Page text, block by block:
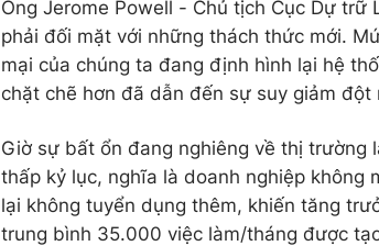
Ông Jerome Powell - Chủ tịch Cục Dự
phải đối mặt với những thách thức mới.
mại của chúng ta đang định hình lại hệ
chặt chẽ hơn đã dẫn đến sự suy giảm
Giờ sự bất ổn đang nghiêng về thị trường
thấp kỷ lục, nghĩa là doanh nghiệp không
lại không tuyển dụng thêm, khiến tăng
trung bình 35.000 việc làm/tháng được